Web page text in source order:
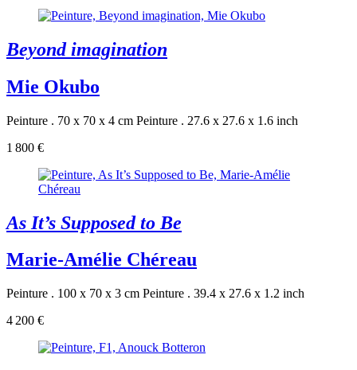
Beyond imagination
Mie Okubo
Peinture . 70 x 70 x 4 cm Peinture . 27.6 x 27.6 x 1.6 inch
1 800 €
As It’s Supposed to Be
Marie-Amélie Chéreau
Peinture . 100 x 70 x 3 cm Peinture . 39.4 x 27.6 x 1.2 inch
4 200 €